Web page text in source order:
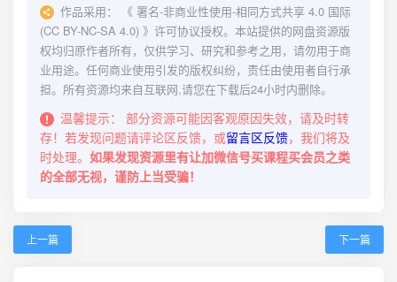
作品采用：
《 署名-非商业性使用-相同方式共享 4.0 国际
(CC BY-NC-SA 4.0) 》许可协议授权。本站提供的网盘资源版
权均归原作者所有，仅供学习、研究和参考之用，请勿用于商
业用途。任何商业使用引发的版权纠纷，责任由使用者自行承
担。所有资源均来自互联网,请您在下载后24小时内删除。
温馨提示：
部分资源可能因客观原因失效，请及时转
存！若发现问题请评论区反馈，或留言区反馈，我们将及
时处理。 如果发现资源里有让加微信号买课程买会员之类
的全部无视，谨防上当受骗！
上一篇 下一篇